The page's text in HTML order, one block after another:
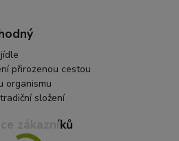
přirozenou cestou
organismu
složení
zákazníků